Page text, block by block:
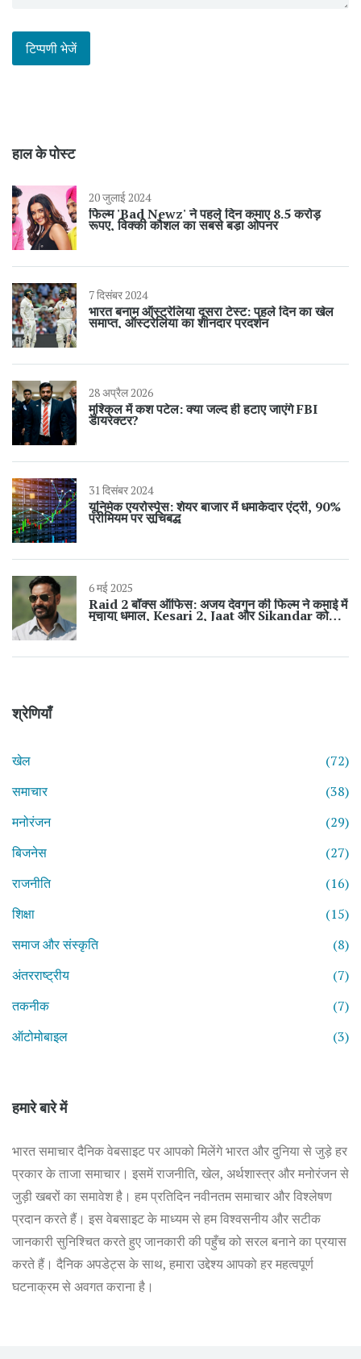
हाल के पोस्ट
20 जुलाई 2024
फिल्म 'Bad Newz' ने पहले दिन कमाए 8.5 करोड़
रूपए, विक्की कौशल का सबसे बड़ा ओपनर
7 दिसंबर 2024
भारत बनाम ऑस्ट्रेलिया दूसरा टेस्ट: पहले दिन का खेल
समाप्त, ऑस्ट्रेलिया का शानदार प्रदर्शन
28 अप्रैल 2026
मुश्किल में कश पटेल: क्या जल्द ही हटाए जाएंगे FBI
डायरेक्टर?
31 दिसंबर 2024
यूनिमेक एयरोस्पेस: शेयर बाजार में धमाकेदार एंट्री, 90%
प्रीमियम पर सूचिबद्ध
6 मई 2025
Raid 2 बॉक्स ऑफिस: अजय देवगन की फिल्म ने कमाई में
मचाया धमाल, Kesari 2, Jaat और Sikandar को
पीछे छोड़ा
श्रेणियाँ
खेल
(72)
समाचार
(38)
मनोरंजन
(29)
बिजनेस
(27)
राजनीति
(16)
शिक्षा
(15)
समाज और संस्कृति
(8)
अंतरराष्ट्रीय
(7)
तकनीक
(7)
ऑटोमोबाइल
(3)
हमारे बारे में
भारत समाचार दैनिक वेबसाइट पर आपको मिलेंगे भारत और दुनिया से जुड़े हर
प्रकार के ताजा समाचार। इसमें राजनीति, खेल, अर्थशास्त्र और मनोरंजन से
जुड़ी खबरों का समावेश है। हम प्रतिदिन नवीनतम समाचार और विश्लेषण
प्रदान करते हैं। इस वेबसाइट के माध्यम से हम विश्वसनीय और सटीक
जानकारी सुनिश्चित करते हुए जानकारी की पहुँच को सरल बनाने का प्रयास
करते हैं। दैनिक अपडेट्स के साथ, हमारा उद्देश्य आपको हर महत्वपूर्ण
घटनाक्रम से अवगत कराना है।